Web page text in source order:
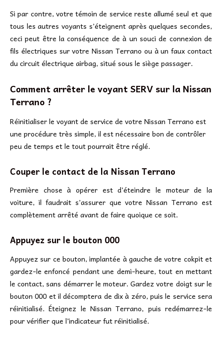
Si par contre, votre témoin de service reste allumé seul et que
tous les autres voyants s’éteignent après quelques secondes,
ceci peut être la conséquence de à un souci de connexion de
fils électriques sur votre Nissan Terrano ou à un faux contact
du circuit électrique airbag, situé sous le siège passager.
Comment arrêter le voyant SERV sur la Nissan
Terrano ?
Réinitialiser le voyant de service de votre Nissan Terrano est
une procédure très simple, il est nécessaire bon de contrôler
peu de temps et le tout pourrait être réglé.
Couper le contact de la Nissan Terrano
Première chose à opérer est d’éteindre le moteur de la
voiture, il faudrait s’assurer que votre Nissan Terrano est
complètement arrêté avant de faire quoique ce soit.
Appuyez sur le bouton 000
Appuyez sur ce bouton, implantée à gauche de votre cokpit et
gardez-le enfoncé pendant une demi-heure, tout en mettant
le contact, sans démarrer le moteur. Gardez votre doigt sur le
bouton 000 et il décomptera de dix à zéro, puis le service sera
réinitialisé. Éteignez le Nissan Terrano, puis redémarrez-le
pour vérifier que l’indicateur fut réinitialisé.